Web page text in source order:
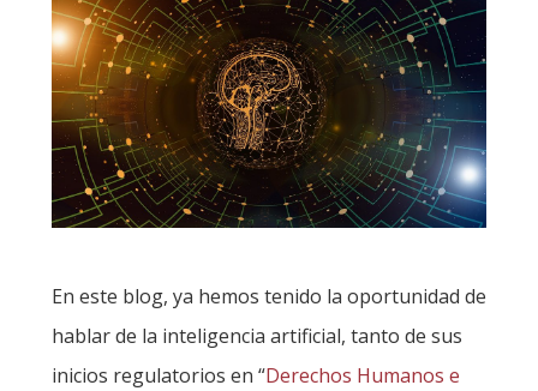
En este blog, ya hemos tenido la oportunidad de
hablar de la inteligencia artificial, tanto de sus
inicios regulatorios en “Derechos Humanos e